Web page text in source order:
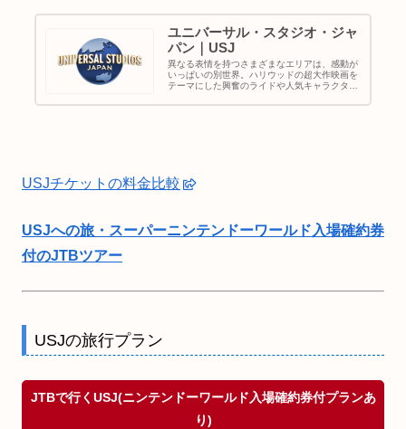
ユニバーサル・スタジオ・ジャ
パン｜USJ
異なる表情を持つさまざまなエリアは、感動が
いっぱいの別世界。ハリウッドの超大作映画を
テーマにした興奮のライドや人気キャラクター
る、ワールドクラスのエンターテイメントを集
USJチケットの料金比較
USJへの旅・スーパーニンテンドーワールド入場確約券
付のJTBツアー
USJの旅行プラン
JTBで行くUSJ(ニンテンドーワールド入場確約券付プランあ
り)